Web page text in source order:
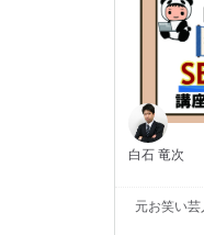
白石 竜次
元お笑い